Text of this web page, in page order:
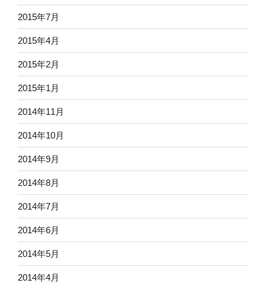
2015年7月
2015年4月
2015年2月
2015年1月
2014年11月
2014年10月
2014年9月
2014年8月
2014年7月
2014年6月
2014年5月
2014年4月